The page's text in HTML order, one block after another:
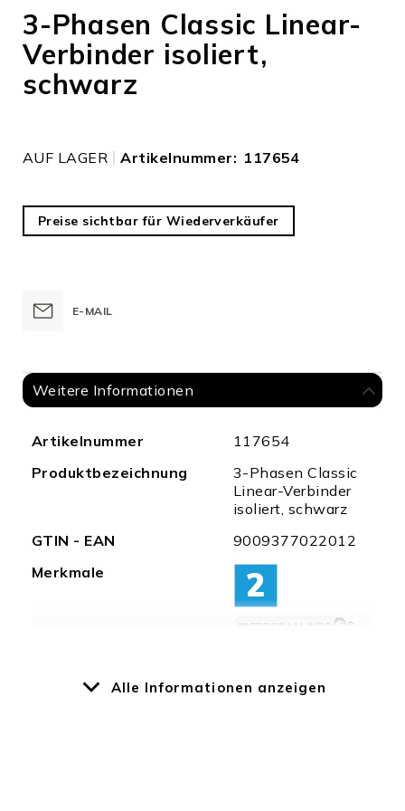
der
Bildergalerie
springen
3-Phasen Classic Linear-
Verbinder isoliert,
schwarz
AUF LAGER Artikelnummer 117654
Preise sichtbar für Wiederverkäufer
E-MAIL
Weitere Informationen
Weitere
Artikelnummer
117654
Produktbezeichnung
3-Phasen Classic
Linear-Verbinder
isoliert, schwarz
GTIN - EAN
9009377022012
Merkmale
Schienenverbinder
Alle Informationen anzeigen